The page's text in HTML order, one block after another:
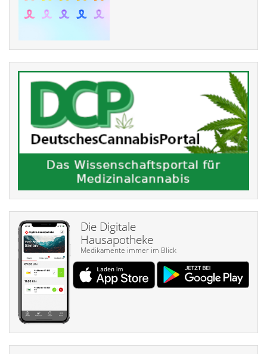
Die Digitale
Hausapotheke
Medikamente immer im Blick